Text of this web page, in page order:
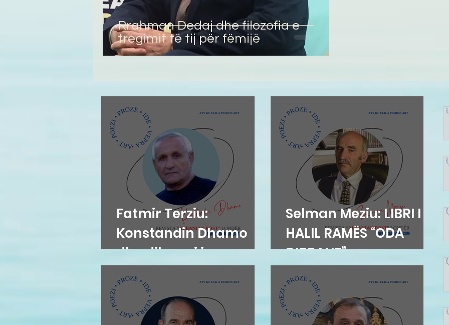
Rrahman Dedaj dhe filozofia e
tregimit të tij për fëmijë
Fatmir Terziu:
Konstandin Dhamo
dhe diksursi i
variacionit
Selman Meziu: LIBRI I
HALIL RAMËS “ODA
DIBRANE”